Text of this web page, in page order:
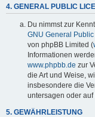
4. GENERAL PUBLIC
Du nimmst zur
GNU General
von phpBB Limited (
Informationen
www.phpbb.de zur
die Art und Weise,
insbesondere die
untersagen oder
5. GEWÄHRLEISTUNG